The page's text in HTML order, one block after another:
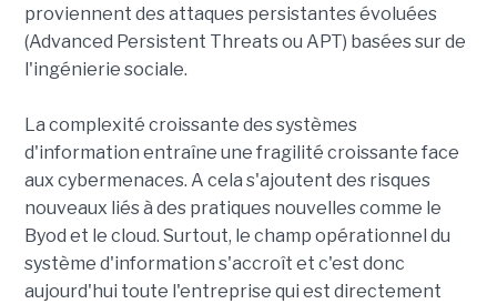
proviennent des attaques persistantes évoluées
(Advanced Persistent Threats ou APT) basées sur de
l'ingénierie sociale.
La complexité croissante des systèmes
d'information entraîne une fragilité croissante face
aux cybermenaces. A cela s'ajoutent des risques
nouveaux liés à des pratiques nouvelles comme le
Byod et le cloud. Surtout, le champ opérationnel du
système d'information s'accroît et c'est donc
aujourd'hui toute l'entreprise qui est directement